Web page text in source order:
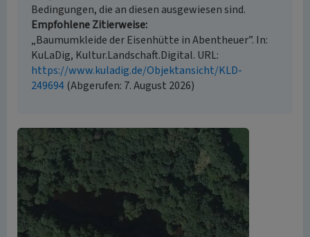
Bedingungen, die an diesen ausgewiesen sind.
Empfohlene Zitierweise
„Baumumkleide der Eisenhütte in Abentheuer”. In:
KuLaDig, Kultur.Landschaft.Digital. URL:
https://www.kuladig.de/Objektansicht/KLD-
249694(Abgerufen: 7. August 2026)